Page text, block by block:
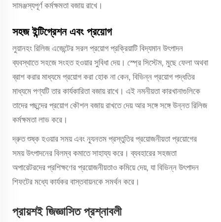
সামঞ্জস্যপূর্ণ কর্মক্ষমতা বজায় রাখে।
সহজ ইন্টিগ্রেশন এবং প্রয়োগ
লুয়ানহং রিলিজ এজেন্টের সরল প্রয়োগ প্রক্রিয়াটি বিদ্যমান উৎপাদন
ব্যবস্থাতে সহজে সংহত হওয়ার সুবিধা দেয়। স্প্রে সিস্টেম, মুছে ফেলা অথবা
ব্রাশ করার মাধ্যমে প্রয়োগ করা হোক না কেন, বিভিন্ন প্রয়োগ পদ্ধতির
মাধ্যমে পণ্যটি তার কার্যকারিতা বজায় রাখে। এই নমনীয়তা কারখানাগুলিকে
তাদের পছন্দের প্রয়োগ কৌশল বজায় রাখতে দেয় আর সঙ্গে সঙ্গে উন্নত রিলিজ
কর্মক্ষমতা লাভ করে।
দ্রুত শুষ্ক হওয়ার সময় এবং ন্যূনতম প্রস্তুতির প্রয়োজনীয়তা প্রয়োগের
সময় উৎপাদনের বিলম্ব কমাতে সাহায্য করে। ব্যবহারের সহজতা
অপারেটরদের প্রশিক্ষণের প্রয়োজনীয়তাও কমিয়ে দেয়, যা বিভিন্ন উৎপাদন
শিফটের মধ্যে কার্যকর বাস্তবায়নকে সমর্থন করে।
প্রায়শই জিজ্ঞাসিত প্রশ্নাবলী